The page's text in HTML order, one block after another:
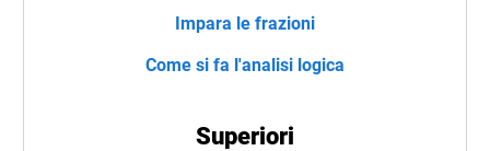
Impara le frazioni
Come si fa l'analisi logica
Superiori